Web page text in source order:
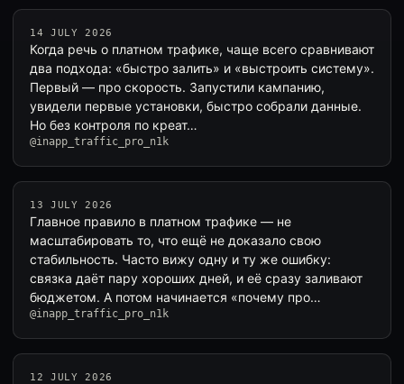
14 JULY 2026
Когда речь о платном трафике, чаще всего сравнивают
два подхода: «быстро залить» и «выстроить систему».
Первый — про скорость. Запустили кампанию,
увидели первые установки, быстро собрали данные.
Но без контроля по креат…
@inapp_traffic_pro_n1k
13 JULY 2026
Главное правило в платном трафике — не
масштабировать то, что ещё не доказало свою
стабильность. Часто вижу одну и ту же ошибку:
связка даёт пару хороших дней, и её сразу заливают
бюджетом. А потом начинается «почему про…
@inapp_traffic_pro_n1k
12 JULY 2026